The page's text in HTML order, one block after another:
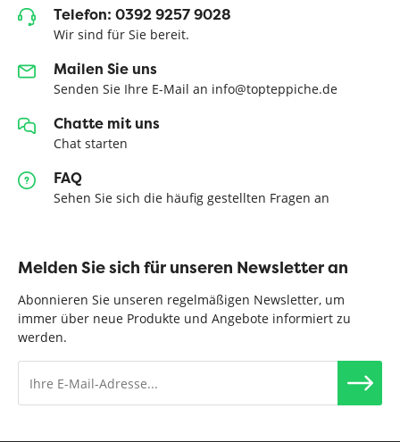
Telefon: 0392 9257 9028
Wir sind für Sie bereit.
Mailen Sie uns
Senden Sie Ihre E-Mail an info@topteppiche.de
Chatte mit uns
Chat starten
FAQ
Sehen Sie sich die häufig gestellten Fragen an
Melden Sie sich für unseren Newsletter an
Abonnieren Sie unseren regelmäßigen Newsletter, um
immer über neue Produkte und Angebote informiert zu
werden.